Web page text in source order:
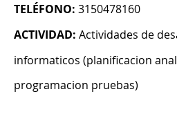
TELÉFONO: 3150478160
ACTIVIDAD: Actividades de
informaticos (planificacion
programacion pruebas)